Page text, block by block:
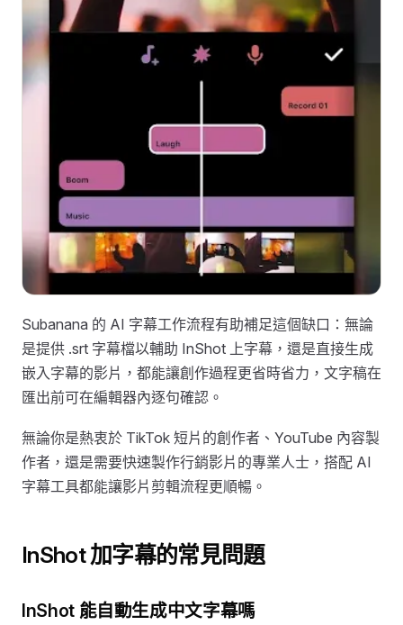
Subanana 的 AI 字幕工作流程有助補足這個缺口：無論
是提供 .srt 字幕檔以輔助 InShot 上字幕，還是直接生成
嵌入字幕的影片，都能讓創作過程更省時省力，文字稿在
匯出前可在編輯器內逐句確認。
無論你是熱衷於 TikTok 短片的創作者、YouTube 內容製
作者，還是需要快速製作行銷影片的專業人士，搭配 AI
字幕工具都能讓影片剪輯流程更順暢。
InShot 加字幕的常見問題
InShot 能自動生成中文字幕嗎